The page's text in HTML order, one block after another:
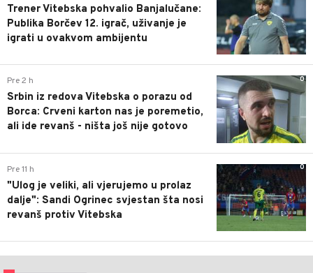
Trener Vitebska pohvalio Banjalučane:
Publika Borčev 12. igrač, uživanje je
igrati u ovakvom ambijentu
0
Pre 2 h
Srbin iz redova Vitebska o porazu od
Borca: Crveni karton nas je poremetio,
ali ide revanš - ništa još nije gotovo
0
Pre 11 h
"Ulog je veliki, ali vjerujemo u prolaz
dalje": Sandi Ogrinec svjestan šta nosi
revanš protiv Vitebska